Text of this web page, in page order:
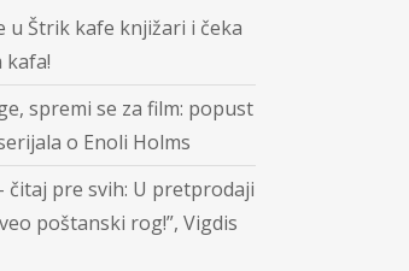
u Štrik kafe knjižari i čeka
kafa!
spremi se za film: popust
o Enoli Holms
čitaj pre svih: U pretprodaji
poštanski rog!”, Vigdis